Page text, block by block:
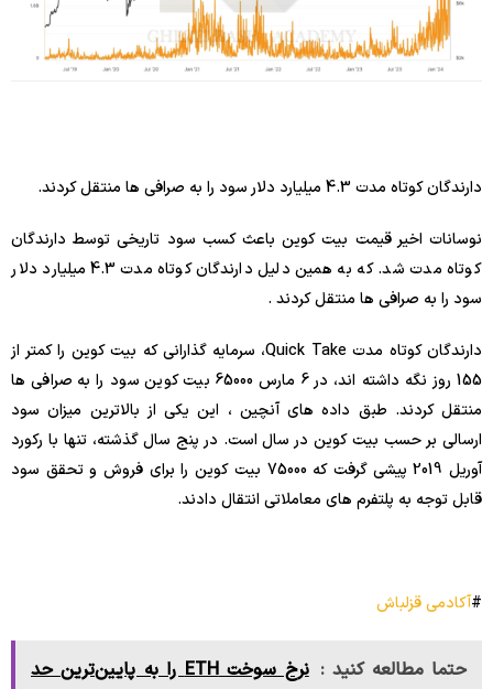
دارندگان کوتاه مدت 4.3 میلیارد دلار سود را به صرافی ها منتقل کردند.
نوسانات اخیر قیمت بیت کوین باعث کسب سود تاریخی توسط دارندگان
کوتاه مدت شد. که به همین دلیل دارندگان کوتاه مدت 4.3 میلیارد دلار
سود را به صرافی ها منتقل کردند .
دارندگان کوتاه مدت Quick Take، سرمایه گذارانی که بیت کوین را کمتر از
155 روز نگه داشته اند، در 6 مارس 65000 بیت کوین سود را به صرافی ها
منتقل کردند. طبق داده های آنچین ، این یکی از بالاترین میزان سود
ارسالی بر حسب بیت کوین در سال است. در پنج سال گذشته، تنها با رکورد
آوریل 2019 پیشی گرفت که 75000 بیت کوین را برای فروش و تحقق سود
قابل توجه به پلتفرم های معاملاتی انتقال دادند.
#آکادمی قزلباش
حتما مطالعه کنید :
نرخ سوخت ETH را به پایین‌ترین حد